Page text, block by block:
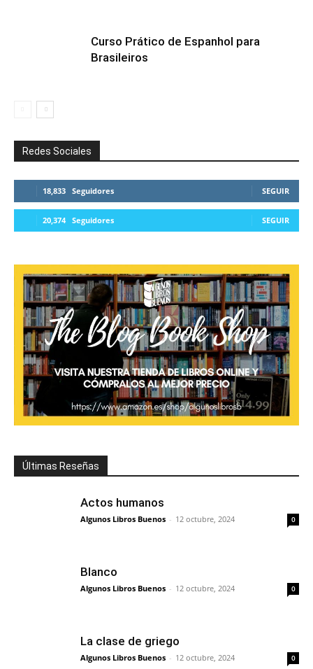
Curso Prático de Espanhol para
Brasileiros
Redes Sociales
18,833 Seguidores SEGUIR
20,374 Seguidores SEGUIR
Últimas Reseñas
Actos humanos
Algunos Libros Buenos - 12 octubre, 2024 0
Blanco
Algunos Libros Buenos - 12 octubre, 2024 0
La clase de griego
Algunos Libros Buenos - 12 octubre, 2024 0